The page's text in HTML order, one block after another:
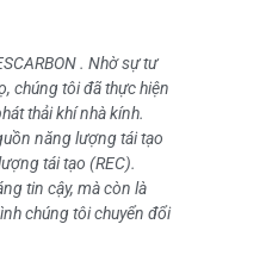
. Nhờ sự tư
chúng tôi đã thực hiện
thải khí nhà kính.
năng lượng tái tạo
tái tạo (REC).
tin cậy, mà còn là
chúng tôi chuyển đổi